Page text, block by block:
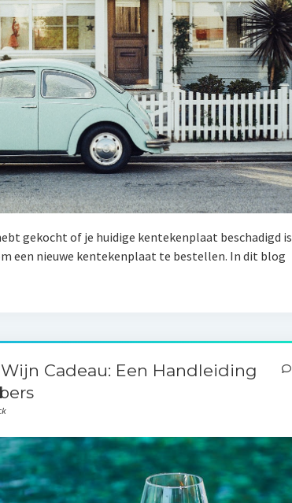
gekocht of je huidige kentekenplaat beschadigd is
een nieuwe kentekenplaat te bestellen. In dit blog
Cadeau: Een Handleiding